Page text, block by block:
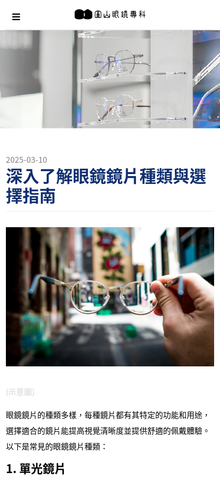
2025-03-10
深入了解眼鏡鏡片種類與選
擇指南
(示意圖)
眼鏡鏡片的種類多樣，每種鏡片都有其特定的功能和用途，
選擇適合的鏡片能提高視覺清晰度並提供舒適的佩戴體驗。
以下是常見的眼鏡鏡片種類：
1. 單光鏡片